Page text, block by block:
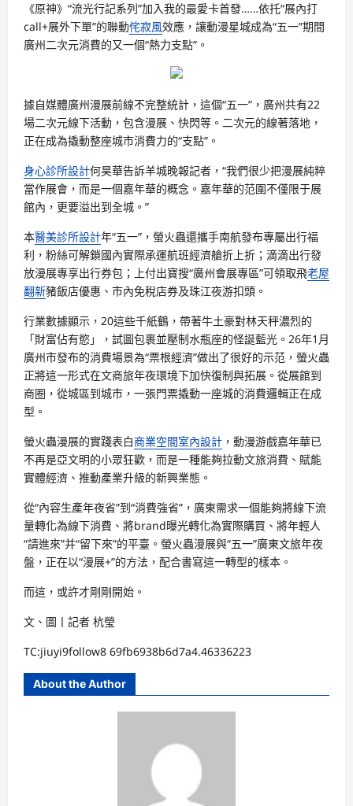
《原神》“流光行記系列”加入我的最愛卡首發……依托“展內打
call+展外下單”的聯動侘寂風效應，讓動漫星城成為“五一”期間
廣州二次元消費的又一個“熱力支點”。
據自媒體廣州漫展前線不完整統計，這個“五一”，廣州共有22
場二次元線下活動，包含漫展、快閃等。二次元的線著落地，
正在成為撬動整座城市消費力的“支點”。
身心診所設計何昊華告訴羊城晚報記者，“我們很少把漫展純粹
當作展會，而是一個嘉年華的概念。嘉年華的范圍不僅限于展
館內，更要溢出到全城。”
本醫美診所設計年“五一”，螢火蟲還攜手南航發布專屬出行福
利，粉絲可解鎖國內實際承運航班經濟艙折上折；滴滴出行發
放漫展專享出行券包；上付出寶搜“廣州會展專區”可領取飛老屋
翻新豬飯店優惠、市內免稅店券及珠江夜游扣頭。
行業數據顯示，20這些千紙鶴，帶著牛土豪對林天秤濃烈的
「財富佔有慾」，試圖包裹並壓制水瓶座的怪誕藍光。26年1月
廣州市發布的消費場景為“票根經濟”做出了很好的示范，螢火蟲
正將這一形式在文商旅年夜環境下加快復制與拓展。從展館到
商圈，從城區到城市，一張門票撬動一座城的消費邏輯正在成
型。
螢火蟲漫展的實踐表白商業空間室內設計 ，動漫游戲嘉年華已
不再是亞文明的小眾狂歡，而是一種能夠拉動文旅消費、賦能
實體經濟、推動產業升級的新興業態。
從“內容生產年夜省”到“消費強省”，廣東需求一個能夠將線下流
量轉化為線下消費、將brand曝光轉化為實際購買、將年輕人
“請進來”并“留下來”的平臺。螢火蟲漫展與“五一”廣東文旅年夜
盤，正在以“漫展+”的方法，配合書寫這一轉型的樣本。
而這，或許才剛剛開始。
文、圖丨記者 杭瑩
TC:jiuyi9follow8 69fb6938b6d7a4.46336223
About the Author